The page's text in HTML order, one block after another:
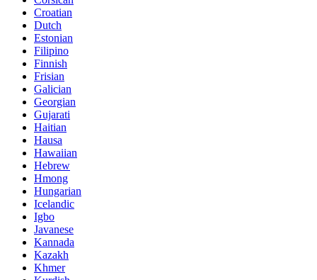
Croatian
Dutch
Estonian
Filipino
Finnish
Frisian
Galician
Georgian
Gujarati
Haitian
Hausa
Hawaiian
Hebrew
Hmong
Hungarian
Icelandic
Igbo
Javanese
Kannada
Kazakh
Khmer